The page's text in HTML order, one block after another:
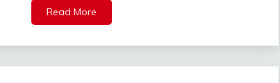
Read More